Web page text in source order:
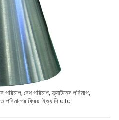
বেধ পরিমাপ, ফ্ল্যাটনেস পরিমাপ,
পরিমাপের ক্রিয়া ইত্যাদি etc.